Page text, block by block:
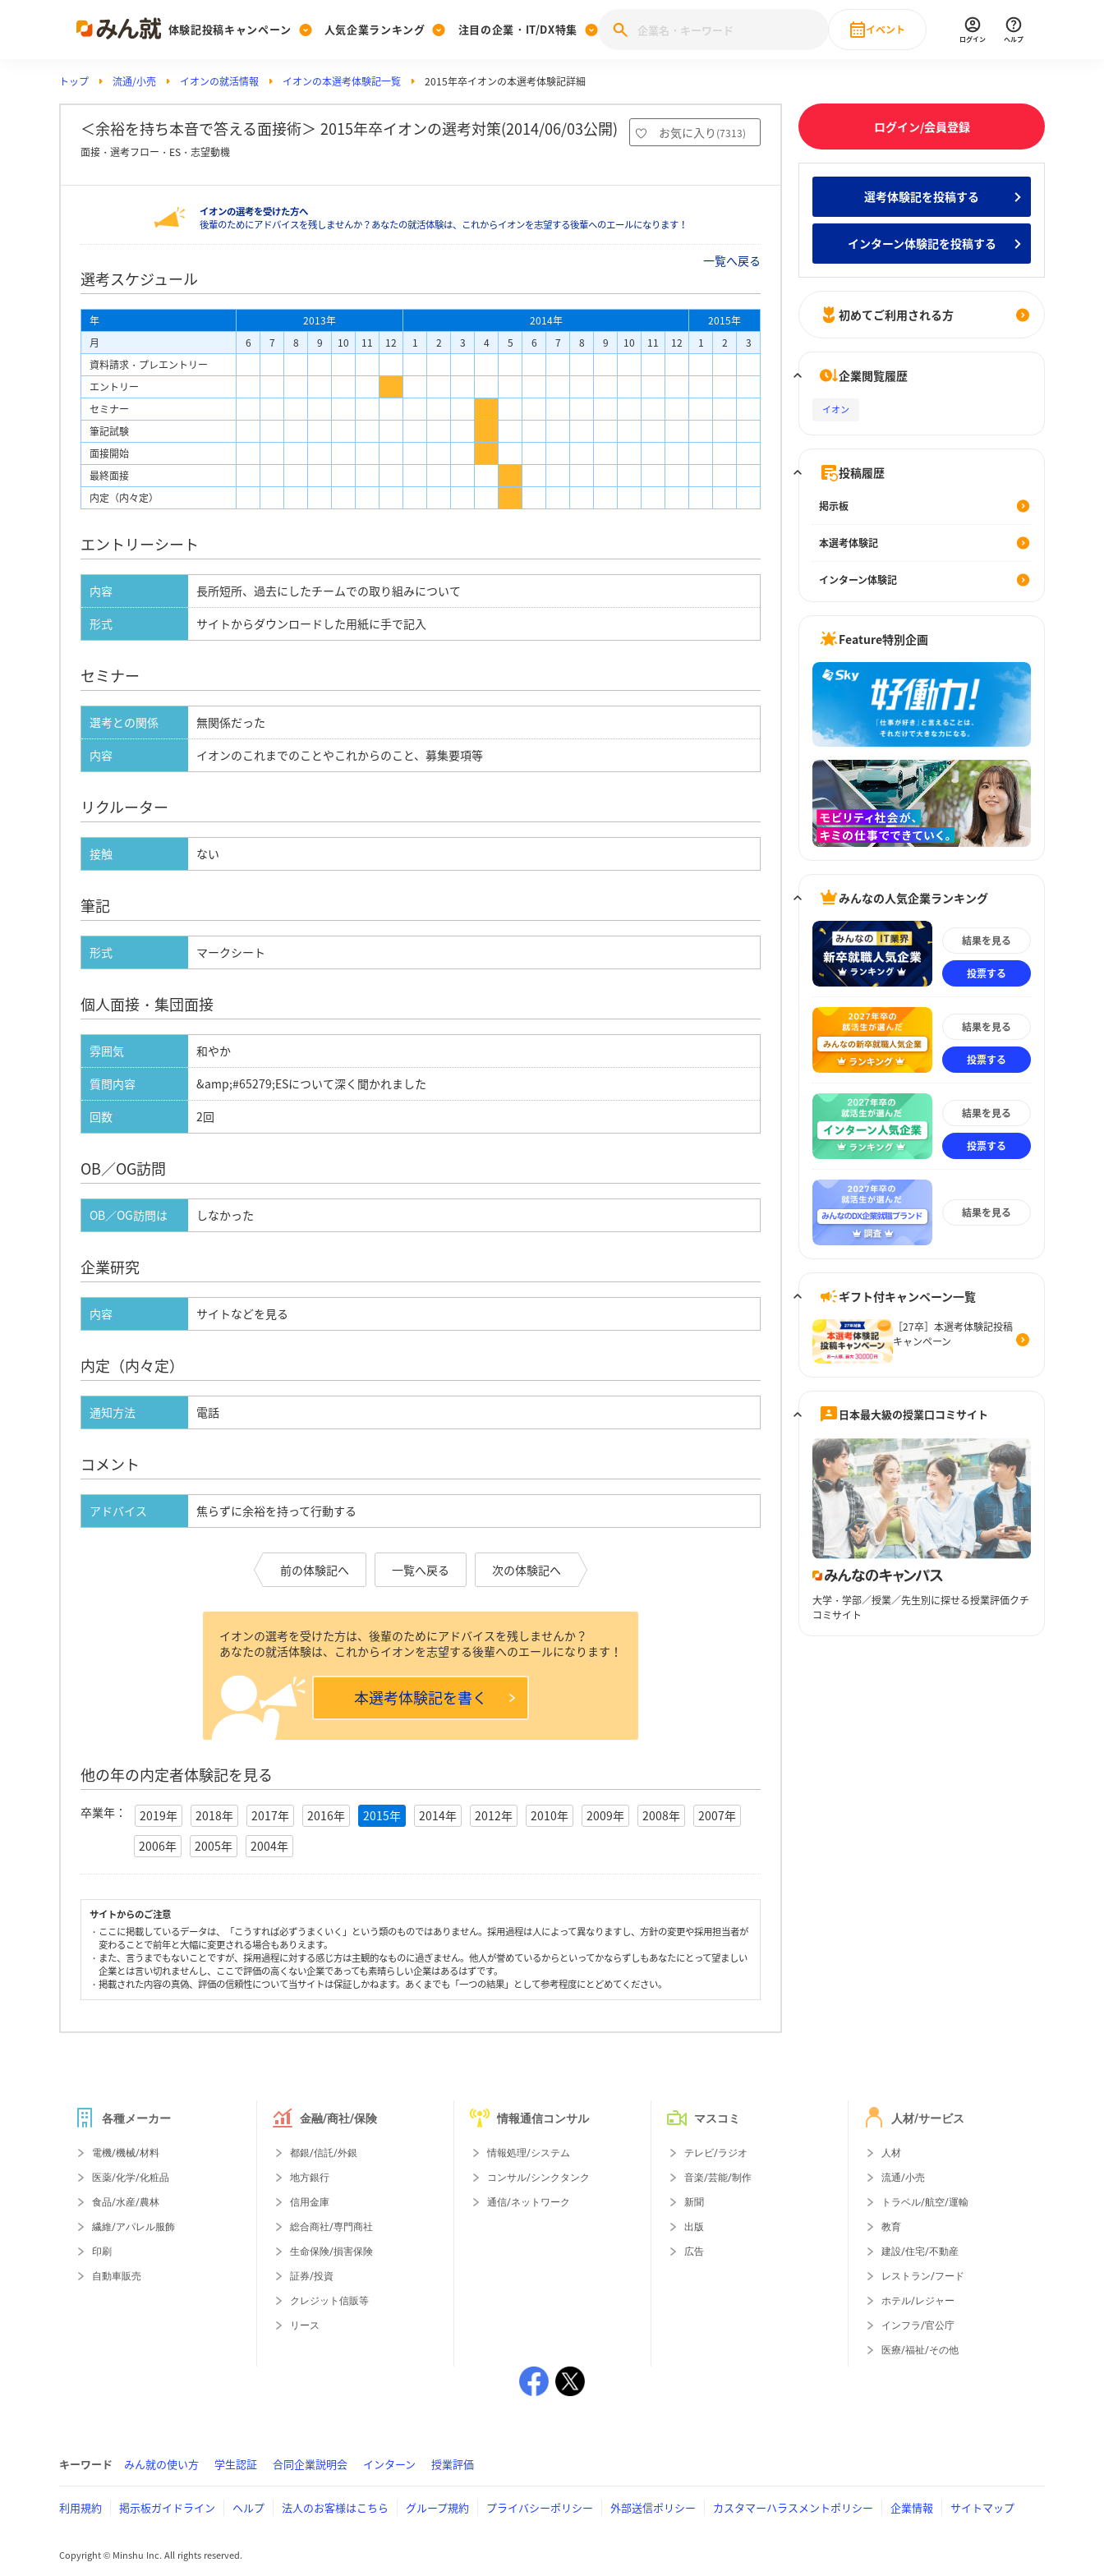
体験記投稿キャンペーン
Post
投稿する
[27卒] 本選考体験記投稿キャンペーン
人気企業ランキング
Ranking
ランキングを見る
みんなのDX企業就職ブランド調査
Vote
投票する
みんなの新卒就職人気企業ランキング みんなのインターン人気企業ランキ
注目の企業・IT/DX特集
PickUp
注目の企業特集
28卒 IT・DX現場社員インタビュー
イベント
直近のイベント一覧
ログイン ヘルプ
トップ 流通/小売 イオンの就活情報 イオンの本選考体験記一覧 2015年卒イオンの本選考体験記詳細
＜余裕を持ち本音で答える面接術＞ 2015年卒イオンの選考対策(2014/06/03公開) お気に入り (7313)
面接・選考フロー・ES・志望動機
イオンの選考を受けた方へ
後輩のためにアドバイスを残しませんか？あなたの就活体験は、これからイオンを志望する後輩へのエールになります！
一覧へ戻る
選考スケジュール
年 2013年 2014年
2015年
月
6 7 8 9 10 11 12 1 2 3 4 5 6 7 8 9 10 11 12 1 2
3
資料請求・プレエントリー
エントリー
セミナー
筆記試験
面接開始
最終面接
内定（内々定）
エントリーシート
内容
長所短所、過去にしたチームでの取り組みについて
形式
サイトからダウンロードした用紙に手で記入
セミナー
選考との関係
無関係だった
内容
イオンのこれまでのことやこれからのこと、募集要項等
リクルーター
接触 ない
筆記
形式 マークシート
個人面接・集団面接
雰囲気
和やか
質問内容
&amp;#65279;ESについて深く聞かれました
回数
2回
OB／OG訪問
OB／OG訪問は しなかった
企業研究
内容 サイトなどを見る
内定（内々定）
通知方法 電話
コメント
アドバイス 焦らずに余裕を持って行動する
前の体験記へ 一覧へ戻る 次の体験記へ
イオンの選考を受けた方は、後輩のためにアドバイスを残しませんか？
あなたの就活体験は、これからイオンを志望する後輩へのエールになります！
本選考体験記を書く
他の年の内定者体験記を見る
卒業年： 2019年 2018年 2017年 2016年 2015年 2014年 2012年 2010年 2009年 2008年
2007年
2006年
2005年 2004年
サイトからのご注意
・ここに掲載しているデータは、「こうすれば必ずうまくいく」という類のものではありません。採用過程は人によって異なりますし、方針の変更や採用担当者が
変わることで前年と大幅に変更される場合もありえます。
・また、言うまでもないことですが、採用過程に対する感じ方は主観的なものに過ぎません。他人が誉めているからといってかならずしもあなたにとって望ましい
企業とは言い切れませんし、ここで評価の高くない企業であっても素晴らしい企業はあるはずです。
・掲載された内容の真偽、評価の信頼性について当サイトは保証しかねます。あくまでも「一つの結果」として参考程度にとどめてください。
ログイン/会員登録
選考体験記を投稿する
インターン体験記を投稿する
初めてご利用される方
企業閲覧履歴
イオン
投稿履歴
掲示板
本選考体験記
インターン体験記
Feature特別企画
みんなの人気企業ランキング
結果を見る
投票する
結果を見る
投票する
結果を見る
投票する
結果を見る
ギフト付キャンペーン一覧
［27卒］本選考体験記投稿
キャンペーン
日本最大級の授業口コミサイト
大学・学部／授業／先生別に探せる授業評価クチ
コミサイト
各種メーカー
電機/機械/材料
医薬/化学/化粧品
食品/水産/農林
繊維/アパレル服飾
印刷
自動車販売
金融/商社/保険
都銀/信託/外銀
地方銀行
信用金庫
総合商社/専門商社
生命保険/損害保険
証券/投資
クレジット信販等
リース
情報通信コンサル
情報処理/システム
コンサル/シンクタンク
通信/ネットワーク
マスコミ
テレビ/ラジオ
音楽/芸能/制作
新聞
出版
広告
人材/サービス
人材
流通/小売
トラベル/航空/運輸
教育
建設/住宅/不動産
レストラン/フード
ホテル/レジャー
インフラ/官公庁
医療/福祉/その他
キーワード みん就の使い方 学生認証 合同企業説明会 インターン 授業評価
利用規約 掲示板ガイドライン ヘルプ 法人のお客様はこちら グループ規約 プライバシーポリシー 外部送信ポリシー カスタマーハラスメントポリシー 企業情報 サイトマップ
Copyright © Minshu Inc. All rights reserved.